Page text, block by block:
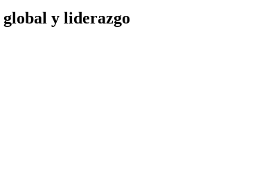
y liderazgo